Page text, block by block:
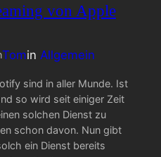
von Apple
Tomin Allgemein
sind in aller Munde. Ist
so wird seit einiger Zeit
solchen Dienst zu
schon davon. Nun gibt
ein Dienst bereits